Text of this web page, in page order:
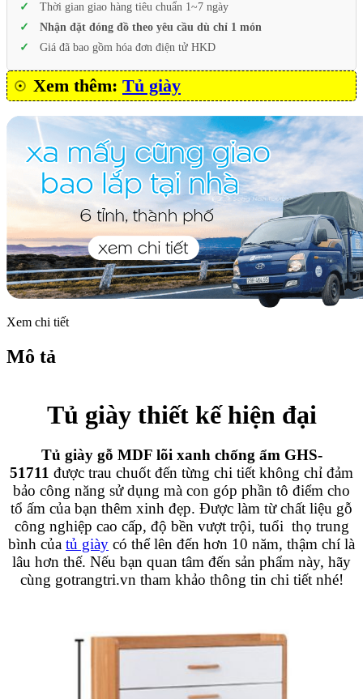
Thời gian giao hàng tiêu chuẩn 1~7 ngày
Nhận đặt đóng đồ theo yêu cầu dù chỉ 1 món
Giá đã bao gồm hóa đơn điện tử HKD
Xem thêm: Tủ giày
Xem chi tiết
Mô tả
Tủ giày thiết kế hiện đại
Tủ giày gỗ MDF lõi xanh chống ẩm GHS-
51711 được trau chuốt đến từng chi tiết không chỉ đảm
bảo công năng sử dụng mà con góp phần tô điểm cho
tổ ấm của bạn thêm xinh đẹp. Được làm từ chất liệu gỗ
công nghiệp cao cấp, độ bền vượt trội, tuổi thọ trung
bình của tủ giày có thể lên đến hơn 10 năm, thậm chí là
lâu hơn thế. Nếu bạn quan tâm đến sản phẩm này, hãy
cùng gotrangtri.vn tham khảo thông tin chi tiết nhé!